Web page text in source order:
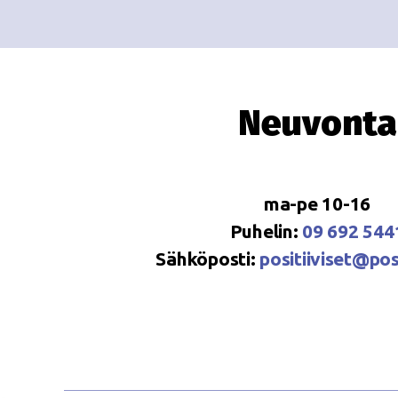
Neuvonta
ma-pe 10-16
Puhelin: 09 692
Sähköposti: